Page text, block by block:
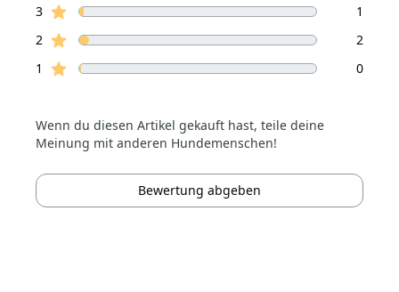
3Sterne Bewertungen
1
2 Sterne Bewertungen
2
1
Sterne Bewertungen 0
Wenn du diesen Artikel gekauft hast, teile deine
Meinung mit anderen Hundemenschen!
Bewertung abgeben